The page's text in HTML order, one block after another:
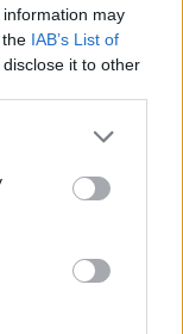
information may
IAB’s List of
it to other